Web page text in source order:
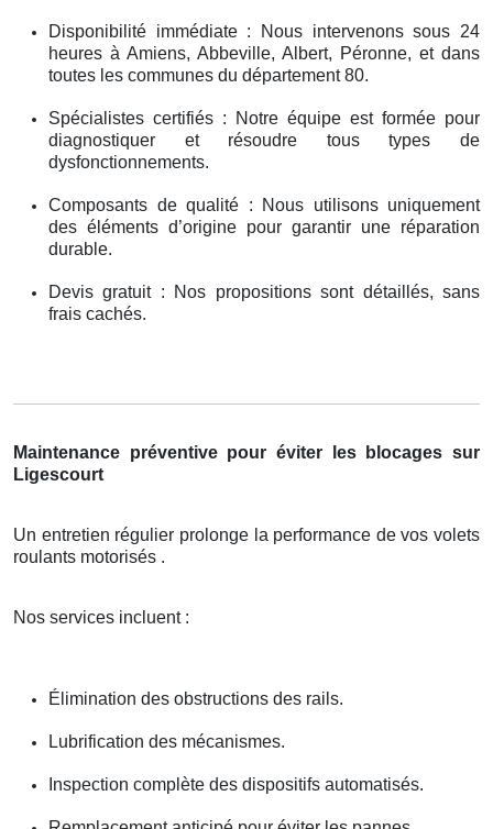
Disponibilité immédiate : Nous intervenons sous 24
heures à Amiens, Abbeville, Albert, Péronne, et dans
toutes les communes du département 80.
Spécialistes certifiés : Notre équipe est formée pour
diagnostiquer et résoudre tous types de
dysfonctionnements.
Composants de qualité : Nous utilisons uniquement
des éléments d’origine pour garantir une réparation
durable.
Devis gratuit : Nos propositions sont détaillés, sans
frais cachés.
Maintenance préventive pour éviter les blocages sur
Ligescourt
Un entretien régulier prolonge la performance de vos volets
roulants motorisés .
Nos services incluent :
Élimination des obstructions des rails.
Lubrification des mécanismes.
Inspection complète des dispositifs automatisés.